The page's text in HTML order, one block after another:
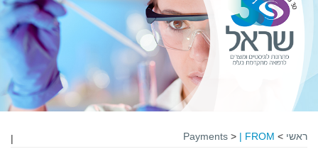
ראשי >
Payments > | FROM
|